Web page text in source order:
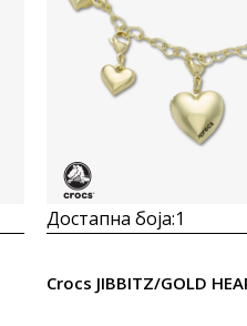
Достапна боја:1
Crocs JIBBITZ/GOLD